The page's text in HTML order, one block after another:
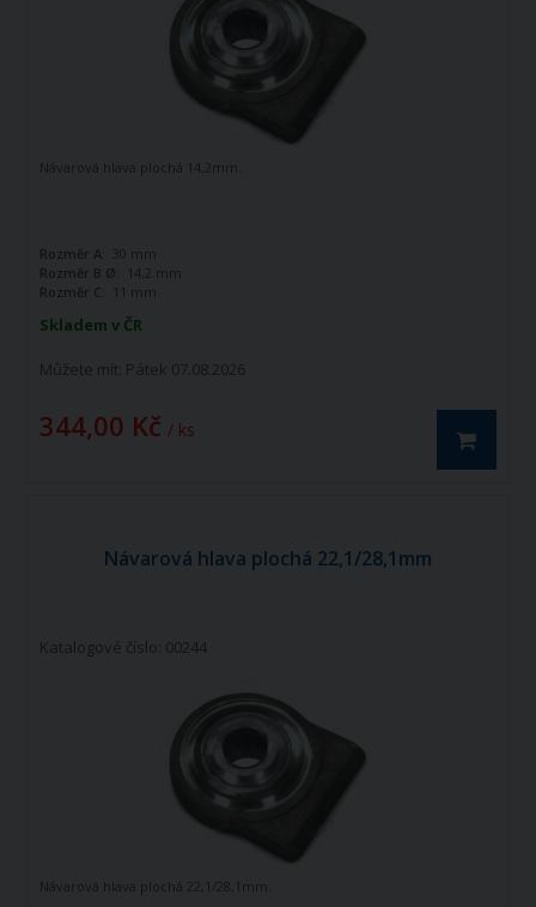
Skladem v ČR
Můžete mít: Pátek 07.08.2026
344,00 Kč / ks
Návarová hlava plochá 14,2mm.
Rozměr A:
30 mm
Rozměr B Ø:
14,2 mm
Rozměr C:
11 mm
Návarová hlava plochá 22,1/28,1mm
Katalogové číslo: 00244
Návarová hlava plochá 22,1/28,1mm.